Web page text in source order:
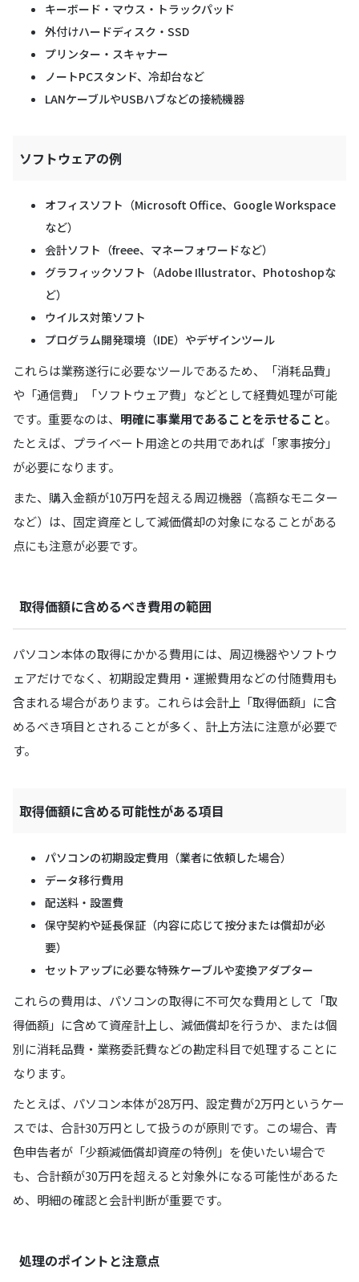
キーボード・マウス・トラックパッド
外付けハードディスク・SSD
プリンター・スキャナー
ノートPCスタンド、冷却台など
LANケーブルやUSBハブなどの接続機器
ソフトウェアの例
オフィスソフト（Microsoft Office、Google Workspace
など）
会計ソフト（freee、マネーフォワードなど）
グラフィックソフト（Adobe Illustrator、Photoshopな
ど）
ウイルス対策ソフト
プログラム開発環境（IDE）やデザインツール
これらは業務遂行に必要なツールであるため、「消耗品費」
や「通信費」「ソフトウェア費」などとして経費処理が可能
です。重要なのは、 明確に事業用であることを示せること。
たとえば、プライベート用途との共用であれば「家事按分」
が必要になります。
また、購入金額が10万円を超える周辺機器（高額なモニター
など）は、固定資産として減価償却の対象になることがある
点にも注意が必要です。
取得価額に含めるべき費用の範囲
パソコン本体の取得にかかる費用には、周辺機器やソフトウ
ェアだけでなく、初期設定費用・運搬費用などの付随費用も
含まれる場合があります。これらは会計上「取得価額」に含
めるべき項目とされることが多く、計上方法に注意が必要で
す。
取得価額に含める可能性がある項目
パソコンの初期設定費用（業者に依頼した場合）
データ移行費用
配送料・設置費
保守契約や延長保証（内容に応じて按分または償却が必
要）
セットアップに必要な特殊ケーブルや変換アダプター
これらの費用は、パソコンの取得に不可欠な費用として「取
得価額」に含めて資産計上し、減価償却を行うか、または個
別に消耗品費・業務委託費などの勘定科目で処理することに
なります。
たとえば、パソコン本体が28万円、設定費が2万円というケー
スでは、合計30万円として扱うのが原則です。この場合、青
色申告者が「少額減価償却資産の特例」を使いたい場合で
も、合計額が30万円を超えると対象外になる可能性があるた
め、明細の確認と会計判断が重要です。
処理のポイントと注意点